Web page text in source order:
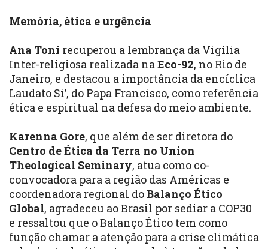
Memória, ética e urgência
Ana Toni recuperou a lembrança da Vigília
Inter-religiosa realizada naEco-92, no Rio de
Janeiro, e destacou a importância da encíclica
Laudato Si’, do Papa Francisco, como referência
ética e espiritual na defesa do meio ambiente.
Karenna Gore, que além de ser diretora do
Centro de Ética da Terra no Union
Theological Seminary, atua como co-
convocadora para a região das Américas e
coordenadora regional doBalanço Ético
Global, agradeceu ao Brasil por sediar a COP30
e ressaltou que o Balanço Ético tem como
função chamar a atenção para a crise climática